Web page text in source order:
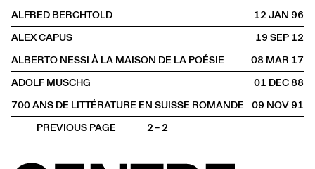
ALFRED BERCHTOLD
12 JAN1996
ALEX CAPUS
19 SEP2012
ALBERTO NESSI À LA MAISON DE LA POÉSIE
08 MAR2017
ADOLF MUSCHG
01 DEC1988
700 ANS DE LITTÉRATURE EN SUISSE ROMANDE
09 NOV1991
PREVIOUS PAGE
2 – 2